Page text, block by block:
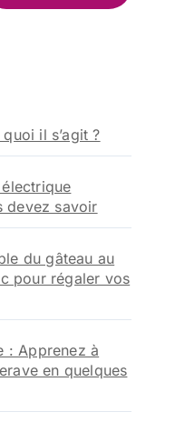
il s’agit ?
devez savoir
du gâteau au
pour régaler vos
: Apprenez à
en quelques